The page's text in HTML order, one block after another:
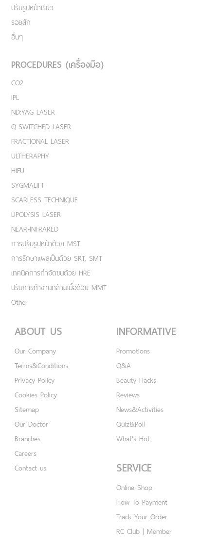
ปรับรูปหน้าเรียว
รอยสัก
อื่นๆ
PROCEDURES (เครื่องมือ)
CO2
IPL
ND:YAG LASER
Q-SWITCHED LASER
FRACTIONAL LASER
ULTHERAPHY
HIFU
SYGMALIFT
SCARLESS TECHNIQUE
LIPOLYSIS LASER
NEAR-INFRARED
การปรับรูปหน้าด้วย MST
การรักษาแผลเป็นด้วย SRT, SMT
เทคนิคการกำจัดขนด้วย HRE
ปรับการทำงานกล้ามเนื้อด้วย MMT
Other
ABOUT US
Our Company
Terms&Conditions
Privacy Policy
Cookies Policy
Sitemap
Our Doctor
Branches
Careers
Contact us
INFORMATIVE
Promotions
Q&A
Beauty Hacks
Reviews
News&Activities
Quiz&Poll
What's Hot
SERVICE
Online Shop
How To Payment
Track Your Order
RC Club | Member